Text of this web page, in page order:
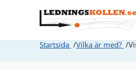
Startsida Vilka är med?